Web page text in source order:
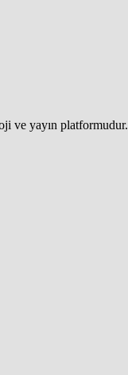
ve yayın platformudur.